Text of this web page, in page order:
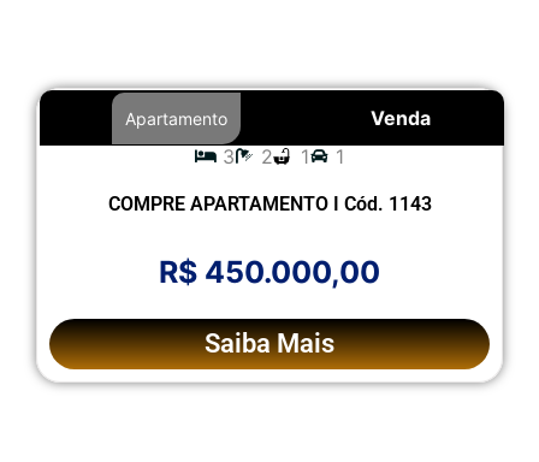
Venda
Apartamento
3 2 1 1
COMPRE APARTAMENTO I Cód. 1143
R$ 450.000,00
Saiba Mais